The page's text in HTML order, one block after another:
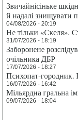
Звичайнісіньке
й надалі знищувати
04/08/2026 - 20:19
Не тільки «Скеля».
31/07/2026 - 18:19
Заборонене
очільника ДБР
17/07/2026 - 18:27
Психопат-городник.
16/07/2026 - 16:42
Мільярдна гральна
09/07/2026 - 18:04